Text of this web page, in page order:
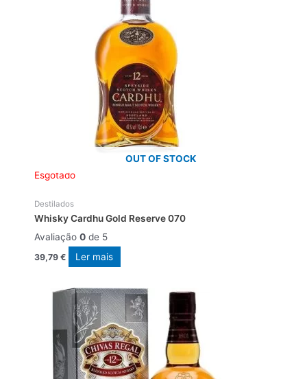
OUT OF STOCK
Esgotado
Destilados
Whisky Cardhu Gold Reserve 070
Avaliação 0 de 5
39,79 € Ler mais